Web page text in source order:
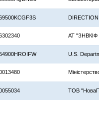
АТ
U.S.
ТОВ